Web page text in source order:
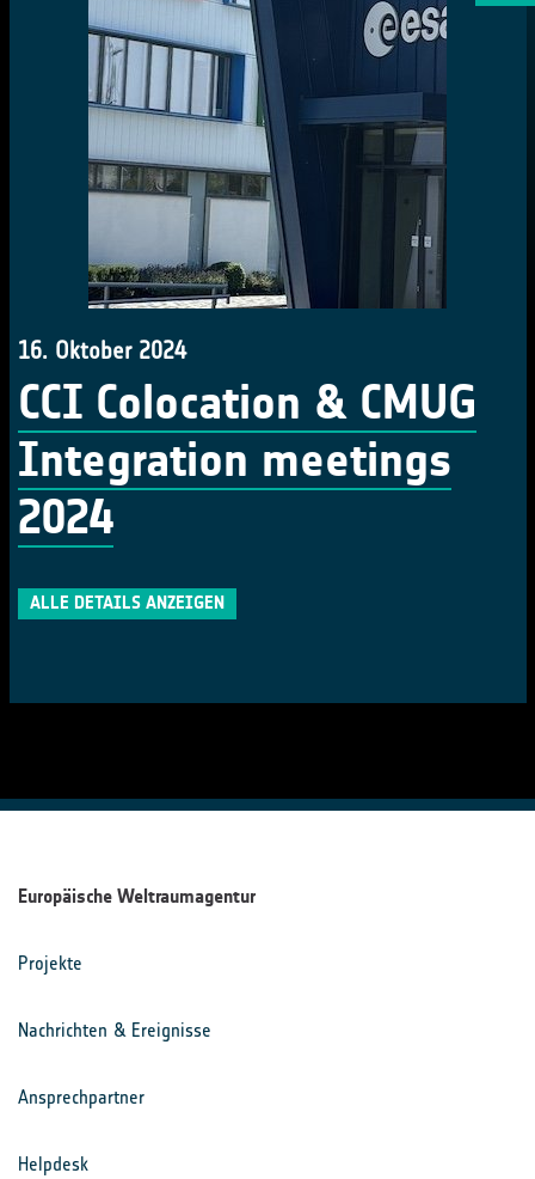
16. Oktober 2024
CCI Colocation & CMUG
Integration meetings
2024
ALLE DETAILS ANZEIGEN
Europäische Weltraumagentur
Projekte
Nachrichten & Ereignisse
Ansprechpartner
Helpdesk